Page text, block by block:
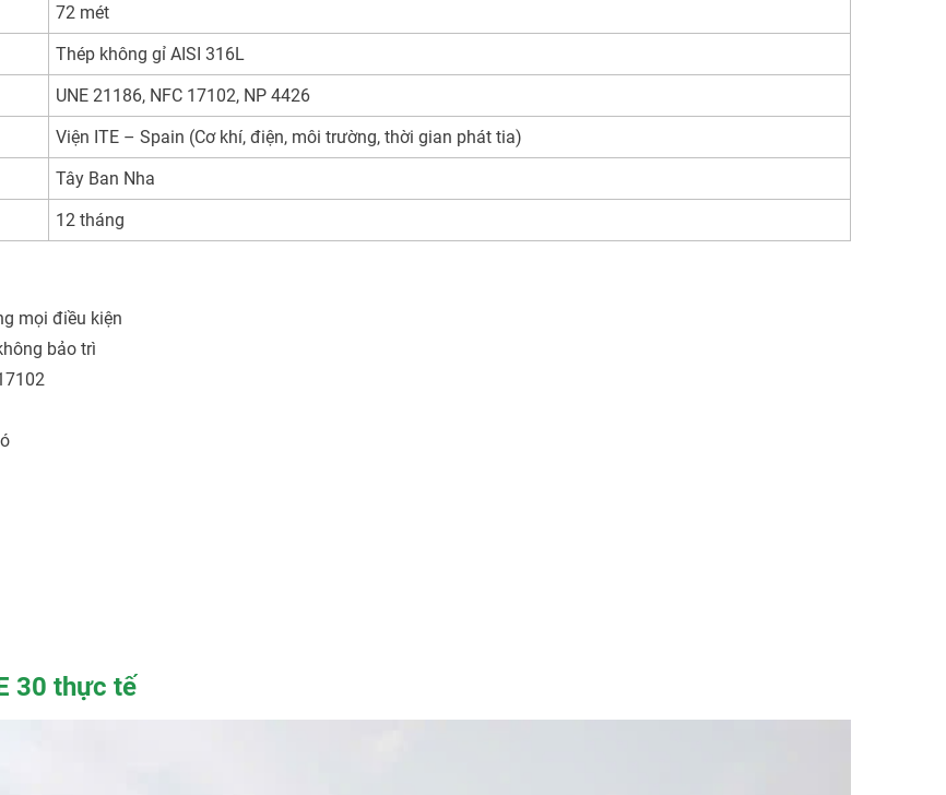
72 mét
Thép không gỉ AISI 316L
UNE 21186, NFC 17102, NP 4426
Viện ITE – Spain (Cơ khí, điện, môi trường, thời gian phát tia)
Tây Ban Nha
12 tháng
mọi điều kiện
bảo trì
30 thực tế